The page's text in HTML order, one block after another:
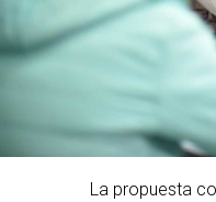
La propuesta